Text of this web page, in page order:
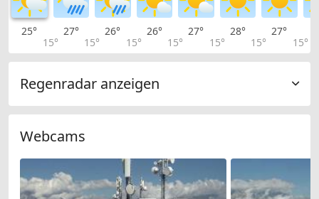
25°
15°
27°
15°
26°
15°
26°
15°
27°
15°
28°
15°
27°
15°
Regenradar anzeigen
Webcams